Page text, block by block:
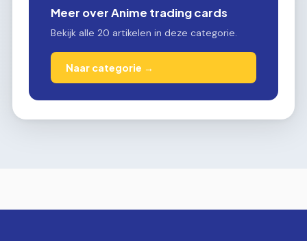
Meer over Anime trading cards
Bekijk alle 20 artikelen in deze categorie.
Naar categorie →